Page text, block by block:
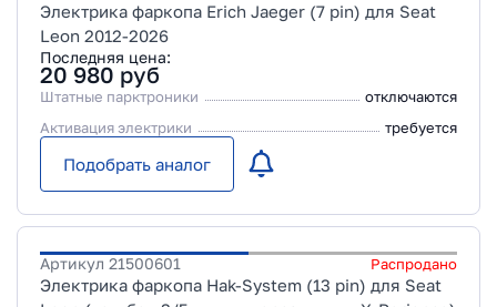
Электрика фаркопа Erich Jaeger (7 pin) для Seat
Leon 2012-2026
Последняя цена:
20 980 руб
Штатные парктроники
отключаются
Активация электрики
требуется
Подобрать аналог
Артикул 21500601 Распродано
Электрика фаркопа Hak-System (13 pin) для Seat